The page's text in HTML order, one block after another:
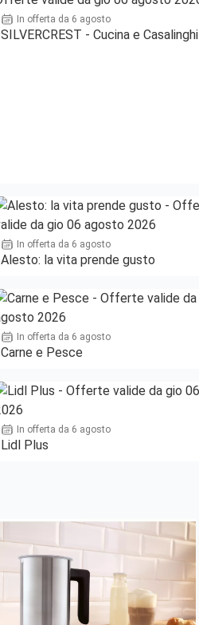
In offerta da 6 agosto
SILVERCREST - Cucina e Casalinghi
In offerta da 6 agosto
Alesto: la vita prende gusto
In offerta da 6 agosto
Carne e Pesce
In offerta da 6 agosto
Lidl Plus